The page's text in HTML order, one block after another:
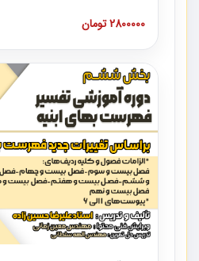
است که در دانشگاه صنعتی شریف
نکات کلیدی مربوط به اسناد و مدارک
پیمان به همراه تجربیات عملی در
2800000 تومان